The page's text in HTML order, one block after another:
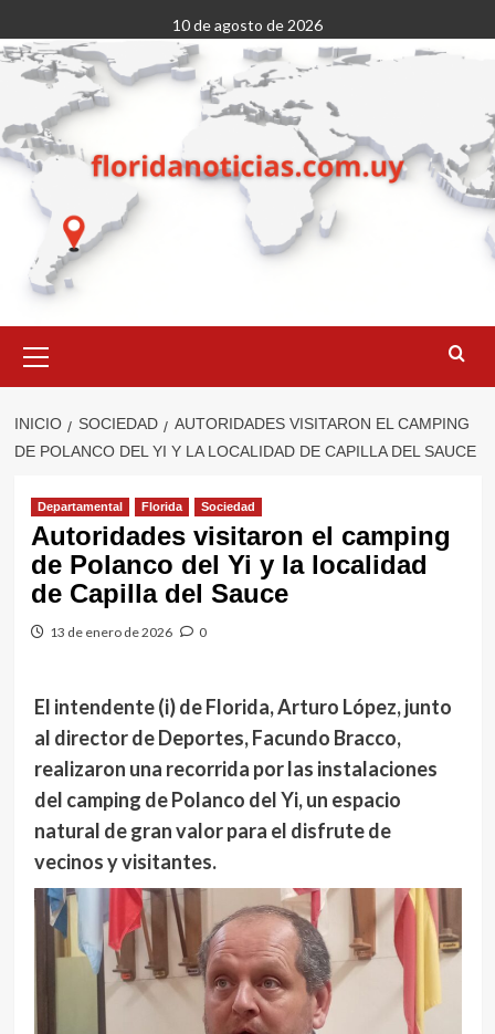
al
contenido
10 de agosto de 2026
primario
INICIO SOCIEDAD
AUTORIDADES VISITARON EL CAMPING
DE POLANCO DEL YI Y LA LOCALIDAD DE CAPILLA DEL SAUCE
Departamental Florida Sociedad
Autoridades visitaron el camping
de Polanco del Yi y la localidad
de Capilla del Sauce
13 de enero de 2026 0
El intendente (i) de Florida, Arturo López, junto
al director de Deportes, Facundo Bracco,
realizaron una recorrida por las instalaciones
del camping de Polanco del Yi, un espacio
natural de gran valor para el disfrute de
vecinos y visitantes.